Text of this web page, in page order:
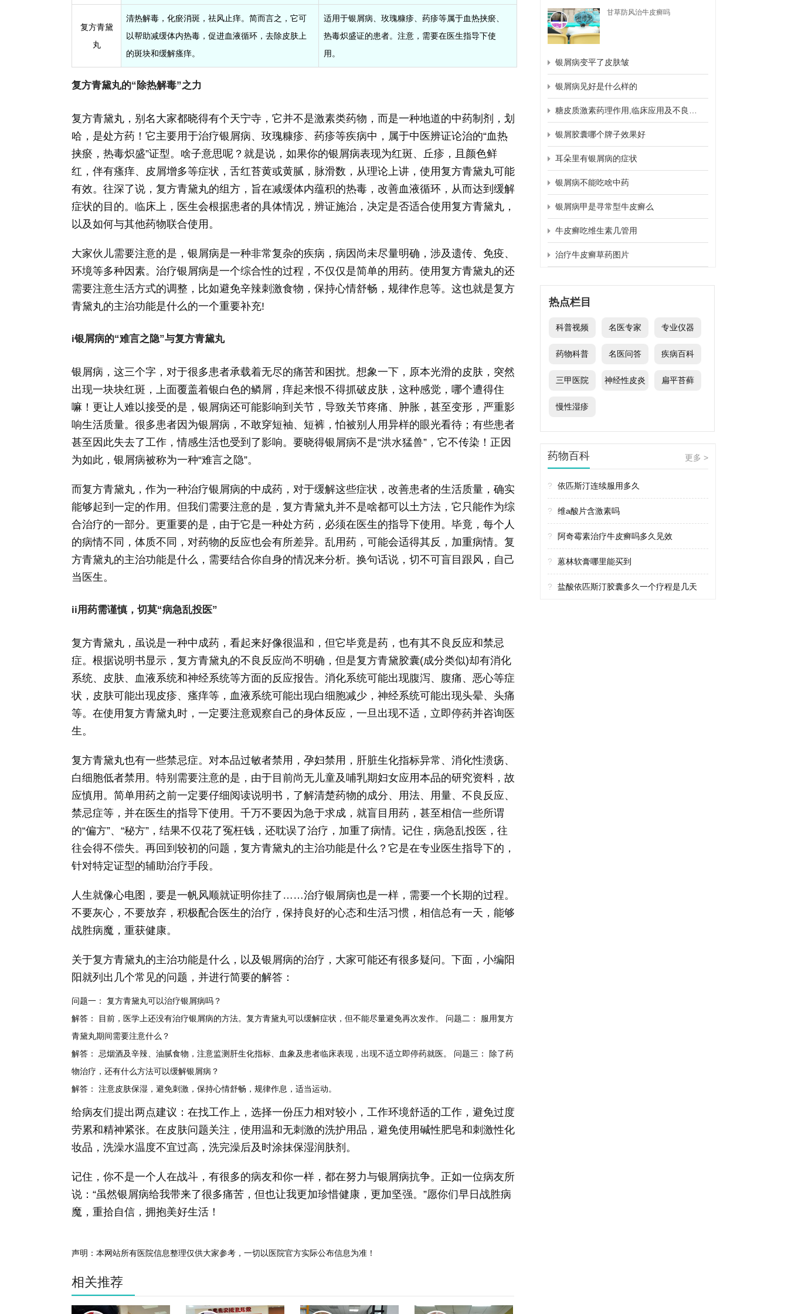
复方青黛
丸
清热解毒，化瘀消斑，祛风止痒。简而言之，它可
以帮助减缓体内热毒，促进血液循环，去除皮肤上
的斑块和缓解瘙痒。
适用于银屑病、玫瑰糠疹、药疹等属于血热挟瘀、
热毒炽盛证的患者。注意，需要在医生指导下使
用。
复方青黛丸的“除热解毒”之力
复方青黛丸，别名大家都晓得有个天宁寺，它并不是激素类药物，而是一种地道的中药制剂，划
哈，是处方药！它主要用于治疗银屑病、玫瑰糠疹、药疹等疾病中，属于中医辨证论治的“血热
挟瘀，热毒炽盛”证型。啥子意思呢？就是说，如果你的银屑病表现为红斑、丘疹，且颜色鲜
红，伴有瘙痒、皮屑增多等症状，舌红苔黄或黄腻，脉滑数，从理论上讲，使用复方青黛丸可能
有效。往深了说，复方青黛丸的组方，旨在减缓体内蕴积的热毒，改善血液循环，从而达到缓解
症状的目的。临床上，医生会根据患者的具体情况，辨证施治，决定是否适合使用复方青黛丸，
以及如何与其他药物联合使用。
大家伙儿需要注意的是，银屑病是一种非常复杂的疾病，病因尚未尽量明确，涉及遗传、免疫、
环境等多种因素。治疗银屑病是一个综合性的过程，不仅仅是简单的用药。使用复方青黛丸的还
需要注意生活方式的调整，比如避免辛辣刺激食物，保持心情舒畅，规律作息等。这也就是复方
青黛丸的主治功能是什么的一个重要补充!
i银屑病的“难言之隐”与复方青黛丸
银屑病，这三个字，对于很多患者承载着无尽的痛苦和困扰。想象一下，原本光滑的皮肤，突然
出现一块块红斑，上面覆盖着银白色的鳞屑，痒起来恨不得抓破皮肤，这种感觉，哪个遭得住
嘛！更让人难以接受的是，银屑病还可能影响到关节，导致关节疼痛、肿胀，甚至变形，严重影
响生活质量。很多患者因为银屑病，不敢穿短袖、短裤，怕被别人用异样的眼光看待；有些患者
甚至因此失去了工作，情感生活也受到了影响。要晓得银屑病不是“洪水猛兽”，它不传染！正因
为如此，银屑病被称为一种“难言之隐”。
而复方青黛丸，作为一种治疗银屑病的中成药，对于缓解这些症状，改善患者的生活质量，确实
能够起到一定的作用。但我们需要注意的是，复方青黛丸并不是啥都可以土方法，它只能作为综
合治疗的一部分。更重要的是，由于它是一种处方药，必须在医生的指导下使用。毕竟，每个人
的病情不同，体质不同，对药物的反应也会有所差异。乱用药，可能会适得其反，加重病情。复
方青黛丸的主治功能是什么，需要结合你自身的情况来分析。换句话说，切不可盲目跟风，自己
当医生。
ii用药需谨慎，切莫“病急乱投医”
复方青黛丸，虽说是一种中成药，看起来好像很温和，但它毕竟是药，也有其不良反应和禁忌
症。根据说明书显示，复方青黛丸的不良反应尚不明确，但是复方青黛胶囊(成分类似)却有消化
系统、皮肤、血液系统和神经系统等方面的反应报告。消化系统可能出现腹泻、腹痛、恶心等症
状，皮肤可能出现皮疹、瘙痒等，血液系统可能出现白细胞减少，神经系统可能出现头晕、头痛
等。在使用复方青黛丸时，一定要注意观察自己的身体反应，一旦出现不适，立即停药并咨询医
生。
复方青黛丸也有一些禁忌症。对本品过敏者禁用，孕妇禁用，肝脏生化指标异常、消化性溃疡、
白细胞低者禁用。特别需要注意的是，由于目前尚无儿童及哺乳期妇女应用本品的研究资料，故
应慎用。简单用药之前一定要仔细阅读说明书，了解清楚药物的成分、用法、用量、不良反应、
禁忌症等，并在医生的指导下使用。千万不要因为急于求成，就盲目用药，甚至相信一些所谓
的“偏方”、“秘方”，结果不仅花了冤枉钱，还耽误了治疗，加重了病情。记住，病急乱投医，往
往会得不偿失。再回到较初的问题，复方青黛丸的主治功能是什么？它是在专业医生指导下的，
针对特定证型的辅助治疗手段。
人生就像心电图，要是一帆风顺就证明你挂了……治疗银屑病也是一样，需要一个长期的过程。
不要灰心，不要放弃，积极配合医生的治疗，保持良好的心态和生活习惯，相信总有一天，能够
战胜病魔，重获健康。
关于复方青黛丸的主治功能是什么，以及银屑病的治疗，大家可能还有很多疑问。下面，小编阳
阳就列出几个常见的问题，并进行简要的解答：
问题一： 复方青黛丸可以治疗银屑病吗？
解答： 目前，医学上还没有治疗银屑病的方法。复方青黛丸可以缓解症状，但不能尽量避免再次发作。 问题二： 服用复方
青黛丸期间需要注意什么？
解答： 忌烟酒及辛辣、油腻食物，注意监测肝生化指标、血象及患者临床表现，出现不适立即停药就医。 问题三： 除了药
物治疗，还有什么方法可以缓解银屑病？
解答： 注意皮肤保湿，避免刺激，保持心情舒畅，规律作息，适当运动。
给病友们提出两点建议：在找工作上，选择一份压力相对较小，工作环境舒适的工作，避免过度
劳累和精神紧张。在皮肤问题关注，使用温和无刺激的洗护用品，避免使用碱性肥皂和刺激性化
妆品，洗澡水温度不宜过高，洗完澡后及时涂抹保湿润肤剂。
记住，你不是一个人在战斗，有很多的病友和你一样，都在努力与银屑病抗争。正如一位病友所
说：“虽然银屑病给我带来了很多痛苦，但也让我更加珍惜健康，更加坚强。”愿你们早日战胜病
魔，重拾自信，拥抱美好生活！
声明：本网站所有医院信息整理仅供大家参考，一切以医院官方实际公布信息为准！
相关推荐
甘草防风治牛皮癣吗
银屑病变平了皮肤皱
银屑病见好是什么样的
银屑胶囊哪个牌子效果好
耳朵里有银屑病的症状
银屑病不能吃啥中药
银屑病甲是寻常型牛皮癣么
牛皮癣吃维生素几管用
治疗牛皮癣草药图片
热点栏目
科普视频 名医专家 专业仪器
药物科普 名医问答 疾病百科
三甲医院 神经性皮炎 扁平苔藓
慢性湿疹
药物百科 更多 >
? 依匹斯汀连续服用多久
? 维a酸片含激素吗
? 阿奇霉素治疗牛皮癣吗多久见效
? 蒽林软膏哪里能买到
? 盐酸依匹斯汀胶囊多久一个疗程是几天